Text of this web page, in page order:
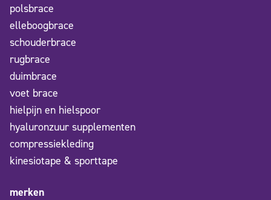
polsbrace
elleboogbrace
schouderbrace
rugbrace
duimbrace
voet brace
hielpijn en hielspoor
hyaluronzuur supplementen
compressiekleding
kinesiotape & sporttape
merken